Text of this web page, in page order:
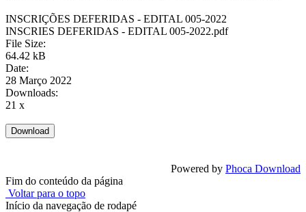
INSCRIÇÕES DEFERIDAS - EDITAL 005-2022
INSCRIES DEFERIDAS - EDITAL 005-2022.pdf
File Size:
64.42 kB
Date:
28 Março 2022
Downloads:
21 x
Powered by Phoca Download
Fim do conteúdo da página
Voltar para o topo
Início da navegação de rodapé